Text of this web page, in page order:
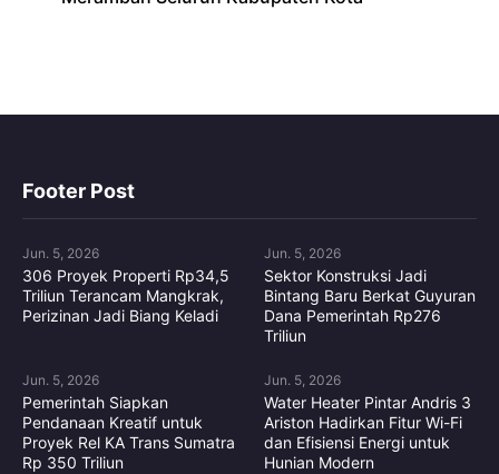
Footer Post
Jun. 5, 2026
306 Proyek Properti Rp34,5
Triliun Terancam Mangkrak,
Perizinan Jadi Biang Keladi
Jun. 5, 2026
Sektor Konstruksi Jadi
Bintang Baru Berkat Guyuran
Dana Pemerintah Rp276
Triliun
Jun. 5, 2026
Pemerintah Siapkan
Pendanaan Kreatif untuk
Proyek Rel KA Trans Sumatra
Rp 350 Triliun
Jun. 5, 2026
Water Heater Pintar Andris 3
Ariston Hadirkan Fitur Wi-Fi
dan Efisiensi Energi untuk
Hunian Modern